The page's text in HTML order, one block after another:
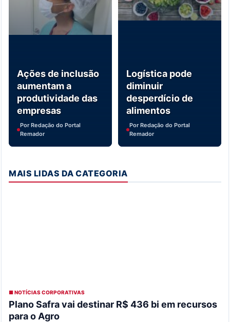
Ações de inclusão
aumentam a
produtividade das
empresas
Por Redação do Portal
Remador
Logística pode
diminuir
desperdício de
alimentos
Por Redação do Portal
Remador
MAIS LIDAS DA CATEGORIA
■ NOTÍCIAS CORPORATIVAS
Plano Safra vai destinar R$ 436 bi em recursos
para o Agro